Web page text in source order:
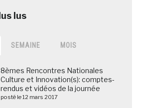
SEMAINE MOIS
8èmes Rencontres Nationales
Culture et Innovation(s): comptes-
rendus et vidéos de la journée
posté le 12 mars 2017